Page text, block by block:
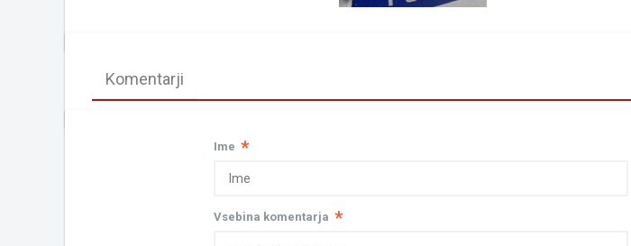
Komentarji
Ime *
Vsebina komentarja *